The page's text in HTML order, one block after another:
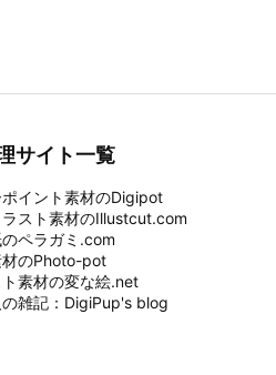
サイト一覧
イント素材のDigipot
スト素材のIllustcut.com
ペラガミ.com
材のPhoto-pot
素材の変な絵.net
雑記：DigiPup's blog